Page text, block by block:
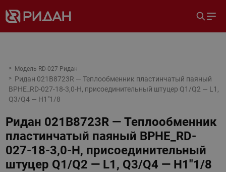
Модель RD-027 Ридан
Ридан 021B8723R — Теплообменник пластинчатый паяный
BPHE_RD-027-18-3,0-H, присоединительный штуцер Q1/Q2 — L1,
Q3/Q4 — H1"1/8
Ридан 021B8723R — Теплообменник
пластинчатый паяный BPHE_RD-
027-18-3,0-H, присоединительный
штуцер Q1/Q2 — L1, Q3/Q4 — H1"1/8